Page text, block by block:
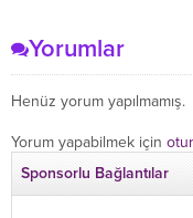
Yorumlar
Henüz yorum yapılmamış.
Yorum yapabilmek için
Sponsorlu Bağlantılar